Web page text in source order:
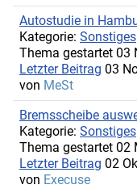
Autostudie in
Kategorie: Sonstiges
Thema gestartet 03
Letzter Beitrag 03
von MeSt
Bremsscheibe
Kategorie: Sonstiges
Thema gestartet 02
Letzter Beitrag 02
von Execuse